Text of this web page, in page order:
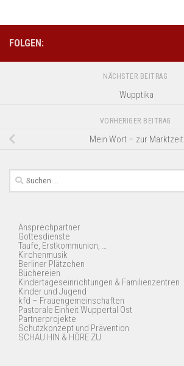
FOLGEN:
NÄCHSTER BEITRAG
Wupptika
VORHERIGER BEITRAG
Mein Wort – zur Marktzeit
Suchen
nach:
Ansprechpartner
Gottesdienste
Taufe, Erstkommunion, …
Kirchenmusik
Berliner Plätzchen
Büchereien
Kindertageseinrichtungen & Familienzentren
Kinder und Jugend
kfd – Frauengemeinschaften
Pastorale Einheit Wuppertal Ost
Partnerprojekte
Schutzkonzept und Prävention
SCHAU HIN & HÖRE ZU